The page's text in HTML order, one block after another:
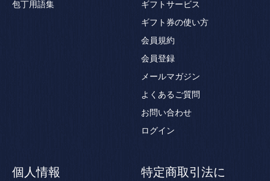
包丁用語集
ギフトサービス
ギフト券の使い方
会員規約
会員登録
メールマガジン
よくあるご質問
お問い合わせ
ログイン
個人情報 特定商取引法に